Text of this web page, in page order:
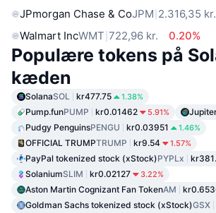
JPmorgan Chase & CoJPM 2.316,35 kr.
Walmart IncWMT 722,96 kr. 0.20%
Populære tokens på
kæden
SolanaSOL kr477.75 1.38%
Pump.funPUMP kr0.01462 5.91%
Pudgy PenguinsPENGU kr0.03951 1.46%
OFFICIAL TRUMPTRUMP kr9.54 1.57%
PayPal tokenized stock (xStock)PYPLx
SolaniumSLIM kr0.02127 3.22%
Aston Martin Cognizant Fan TokenAM
Goldman Sachs tokenized stock (xStock)GSX